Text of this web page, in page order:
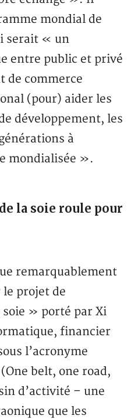
mondial de
serait « un
entre public et privé
de commerce
(pour) aider les
développement, les
à
mondialisée ».
la soie roule pour
remarquablement
projet de
» porté par Xi
financier
l’acronyme
belt, one road,
d’activité – une
que les